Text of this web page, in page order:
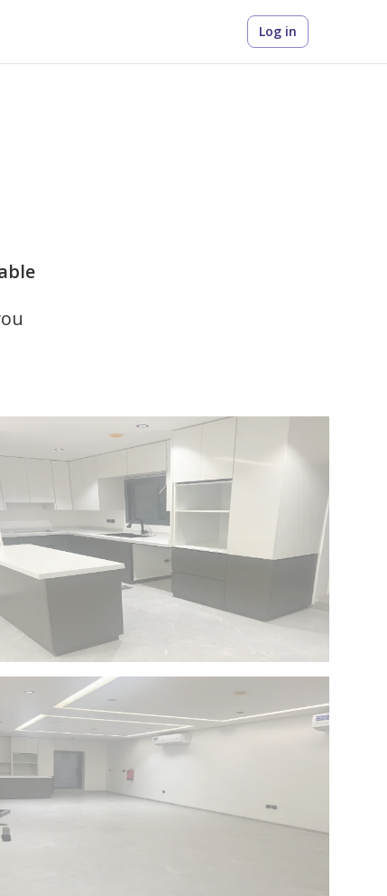
Log in